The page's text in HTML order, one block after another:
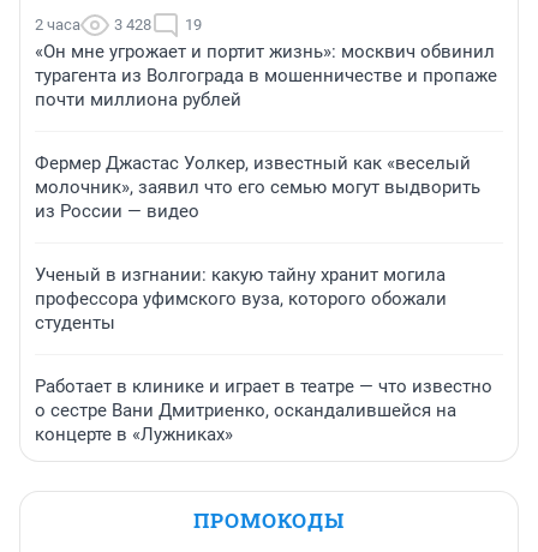
2 часа 3 428 19
«Он мне угрожает и портит жизнь»: москвич обвинил
турагента из Волгограда в мошенничестве и пропаже
почти миллиона рублей
Фермер Джастас Уолкер, известный как «веселый
молочник», заявил что его семью могут выдворить
из России — видео
Ученый в изгнании: какую тайну хранит могила
профессора уфимского вуза, которого обожали
студенты
Работает в клинике и играет в театре — что известно
о сестре Вани Дмитриенко, оскандалившейся на
концерте в «Лужниках»
ПРОМОКОДЫ